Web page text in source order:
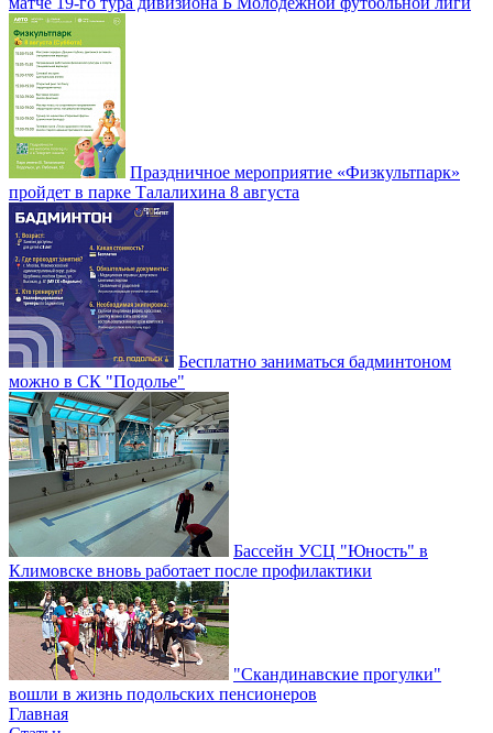
Праздничное мероприятие «Физкультпарк»
пройдет в парке Талалихина 8 августа
Бесплатно заниматься бадминтоном
можно в СК "Подолье"
Бассейн УСЦ "Юность" в
Климовске вновь работает после профилактики
"Скандинавские прогулки"
вошли в жизнь подольских пенсионеров
Главная